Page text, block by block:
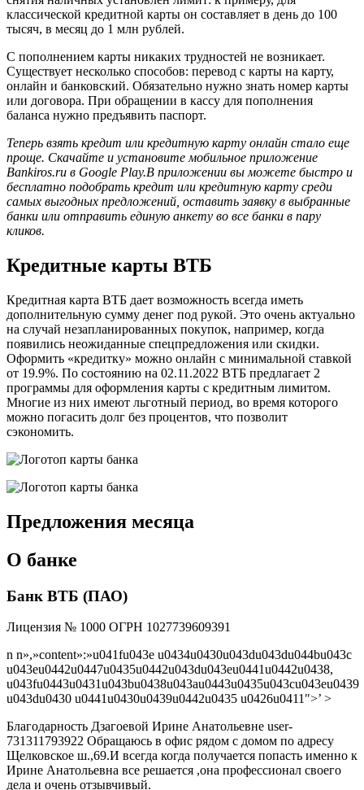
классической кредитной карты он составляет в день до 100
тысяч, в месяц до 1 млн рублей.
С пополнением карты никаких трудностей не возникает.
Существует несколько способов: перевод с карты на карту,
онлайн и банковский. Обязательно нужно знать номер карты
или договора. При обращении в кассу для пополнения
баланса нужно предъявить паспорт.
Теперь взять кредит или кредитную карту онлайн стало еще
проще. Скачайте и установите мобильное приложение
Bankiros.ru в Google Play.В приложении вы можете быстро и
бесплатно подобрать кредит или кредитную карту среди
самых выгодных предложений, оставить заявку в выбранные
банки или отправить единую анкету во все банки в пару
кликов.
Кредитные карты ВТБ
Кредитная карта ВТБ дает возможность всегда иметь
дополнительную сумму денег под рукой. Это очень актуально
на случай незапланированных покупок, например, когда
появились неожиданные спецпредложения или скидки.
Оформить «кредитку» можно онлайн с минимальной ставкой
от 19.9%. По состоянию на 02.11.2022 ВТБ предлагает 2
программы для оформления карты с кредитным лимитом.
Многие из них имеют льготный период, во время которого
можно погасить долг без процентов, что позволит
сэкономить.
Предложения месяца
О банке
Банк ВТБ (ПАО)
Лицензия № 1000 ОГРН 1027739609391
n n»,»content»:»u041fu043e u0434u0430u043du043du044bu043c
u043eu0442u0447u0435u0442u043du043eu0441u0442u0438,
u043fu0443u0431u043bu0438u043au0443u0435u043cu043eu0439
u043du0430 u0441u0430u0439u0442u0435 u0426u0411″>’ >
Благодарность Дзагоевой Ирине Анатольевне user-
731311793922 Обращаюсь в офис рядом с домом по адресу
Щелковское ш.,69.И всегда когда получается попасть именно к
Ирине Анатольевна все решается ,она профессионал своего
дела и очень отзывчивый.